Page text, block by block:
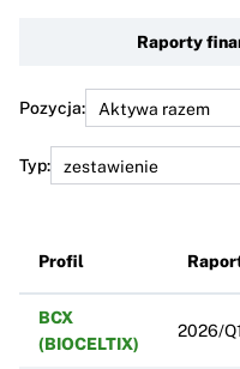
Raporty
Pozycja:
Typ:
Profil
BCX
(BIOCELTIX)
2026/Q1